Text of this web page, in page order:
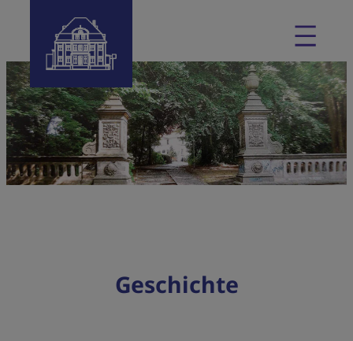
Geschichte